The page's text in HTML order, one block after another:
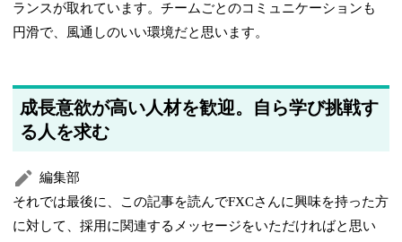
ランスが取れています。チームごとのコミュニケーションも
円滑で、風通しのいい環境だと思います。
成長意欲が高い人材を歓迎。自ら学び挑戦す
る人を求む
編集部
それでは最後に、この記事を読んでFXCさんに興味を持った方
に対して、採用に関連するメッセージをいただければと思い